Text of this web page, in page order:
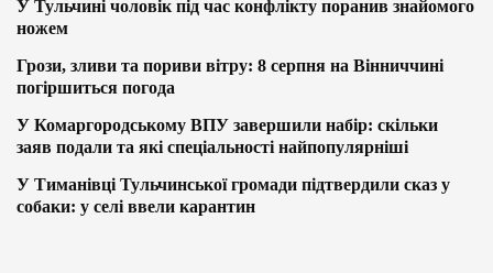
У Тульчині чоловік під час конфлікту поранив знайомого
ножем
Грози, зливи та пориви вітру: 8 серпня на Вінниччині
погіршиться погода
У Комаргородському ВПУ завершили набір: скільки
заяв подали та які спеціальності найпопулярніші
У Тиманівці Тульчинської громади підтвердили сказ у
собаки: у селі ввели карантин